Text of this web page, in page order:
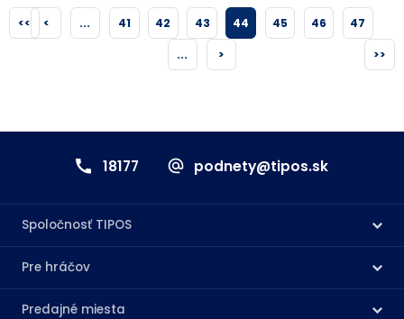
<< < ... 41 42 43 44 45 46 47
... > >>
18177 podnety@tipos.sk
Spoločnosť TIPOS
Pre hráčov
Predajné miesta